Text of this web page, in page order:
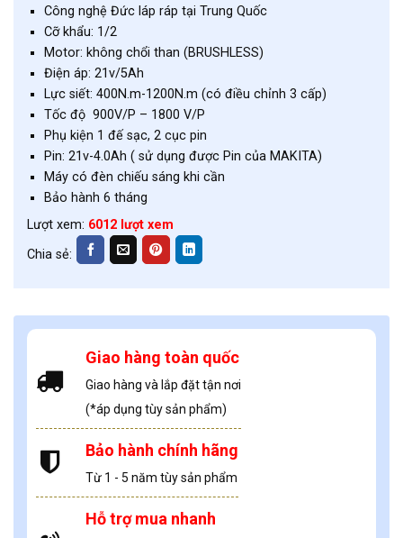
Công nghệ Đức láp ráp tại Trung Quốc
Cỡ khẩu: 1/2
Motor: không chổi than (BRUSHLESS)
Điện áp: 21v/5Ah
Lực siết: 400N.m-1200N.m (có điều chỉnh 3 cấp)
Tốc độ 900V/P – 1800 V/P
Phụ kiện 1 đế sạc, 2 cục pin
Pin: 21v-4.0Ah ( sử dụng được Pin của MAKITA)
Máy có đèn chiếu sáng khi cần
Bảo hành 6 tháng
Lượt xem: 6012 lượt xem
Chia sẻ:
Giao hàng toàn quốc
Giao hàng và lắp đặt tận nơi
(*áp dụng tùy sản phẩm)
Bảo hành chính hãng
Từ 1 - 5 năm tùy sản phẩm
Hỗ trợ mua nhanh